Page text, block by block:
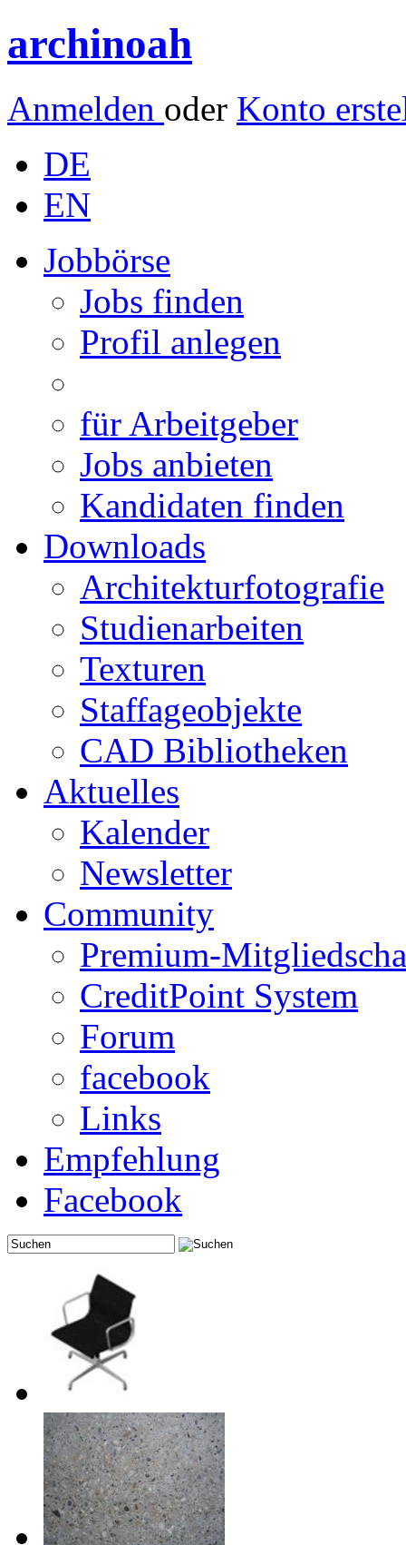
archinoah
Anmelden oder Konto
DE
EN
Jobbörse
Jobs finden
Profil anlegen
für Arbeitgeber
Jobs anbieten
Kandidaten finden
Downloads
Architekturfotografie
Studienarbeiten
Texturen
Staffageobjekte
CAD Bibliotheken
Aktuelles
Kalender
Newsletter
Community
Premium-
CreditPoint System
Forum
facebook
Links
Empfehlung
Facebook